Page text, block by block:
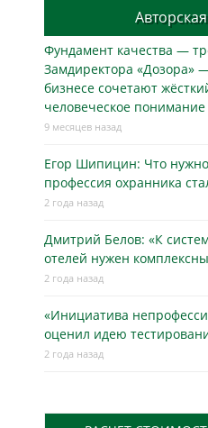
Фундамент качества —
Замдиректора «Дозора»
бизнесe сочетают
человеческое понимание
9 месяцев назад
Егор Шипицин: Что
профессия охранника
2 года назад
Дмитрий Белов: «К
отелей нужен
2 года назад
«Инициатива
оценил идею
2 года назад